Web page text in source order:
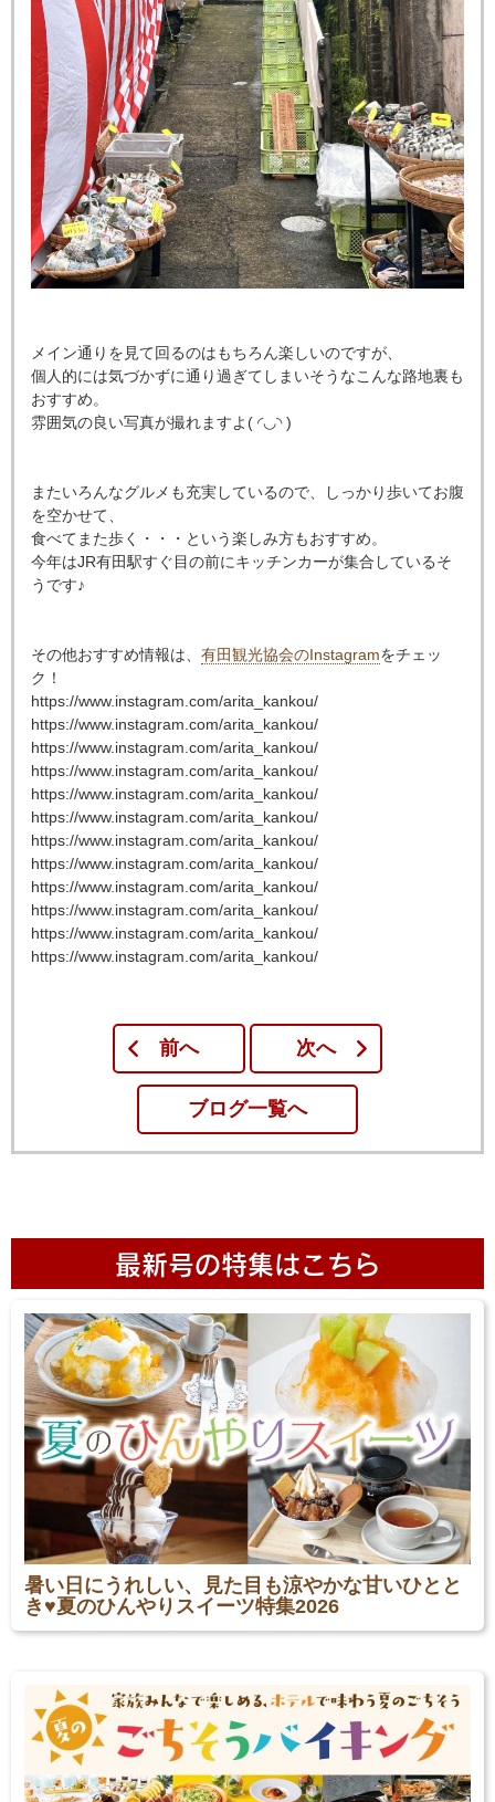
メイン通りを見て回るのはもちろん楽しいのですが、
個人的には気づかずに通り過ぎてしまいそうなこんな路地裏も
おすすめ。
雰囲気の良い写真が撮れますよ( ◜◡◝ )
またいろんなグルメも充実しているので、しっかり歩いてお腹
を空かせて、
食べてまた歩く・・・という楽しみ方もおすすめ。
今年はJR有田駅すぐ目の前にキッチンカーが集合しているそ
うです♪
その他おすすめ情報は、 有田観光協会のInstagramをチェッ
ク！
https://www.instagram.com/arita_kankou/
https://www.instagram.com/arita_kankou/
https://www.instagram.com/arita_kankou/
https://www.instagram.com/arita_kankou/
https://www.instagram.com/arita_kankou/
https://www.instagram.com/arita_kankou/
https://www.instagram.com/arita_kankou/
https://www.instagram.com/arita_kankou/
https://www.instagram.com/arita_kankou/
https://www.instagram.com/arita_kankou/
https://www.instagram.com/arita_kankou/
https://www.instagram.com/arita_kankou/
前へ 次へ
ブログ一覧へ
最新号の特集はこちら
暑い日にうれしい、見た目も涼やかな甘いひとと
き♥夏のひんやりスイーツ特集2026